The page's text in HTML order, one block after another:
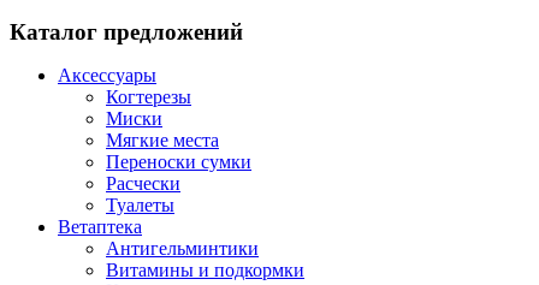
Каталог предложений
Аксессуары
Когтерезы
Миски
Мягкие места
Переноски сумки
Расчески
Туалеты
Ветаптека
Антигельминтики
Витамины и подкормки